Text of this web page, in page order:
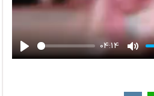
Play
04:14
Mute